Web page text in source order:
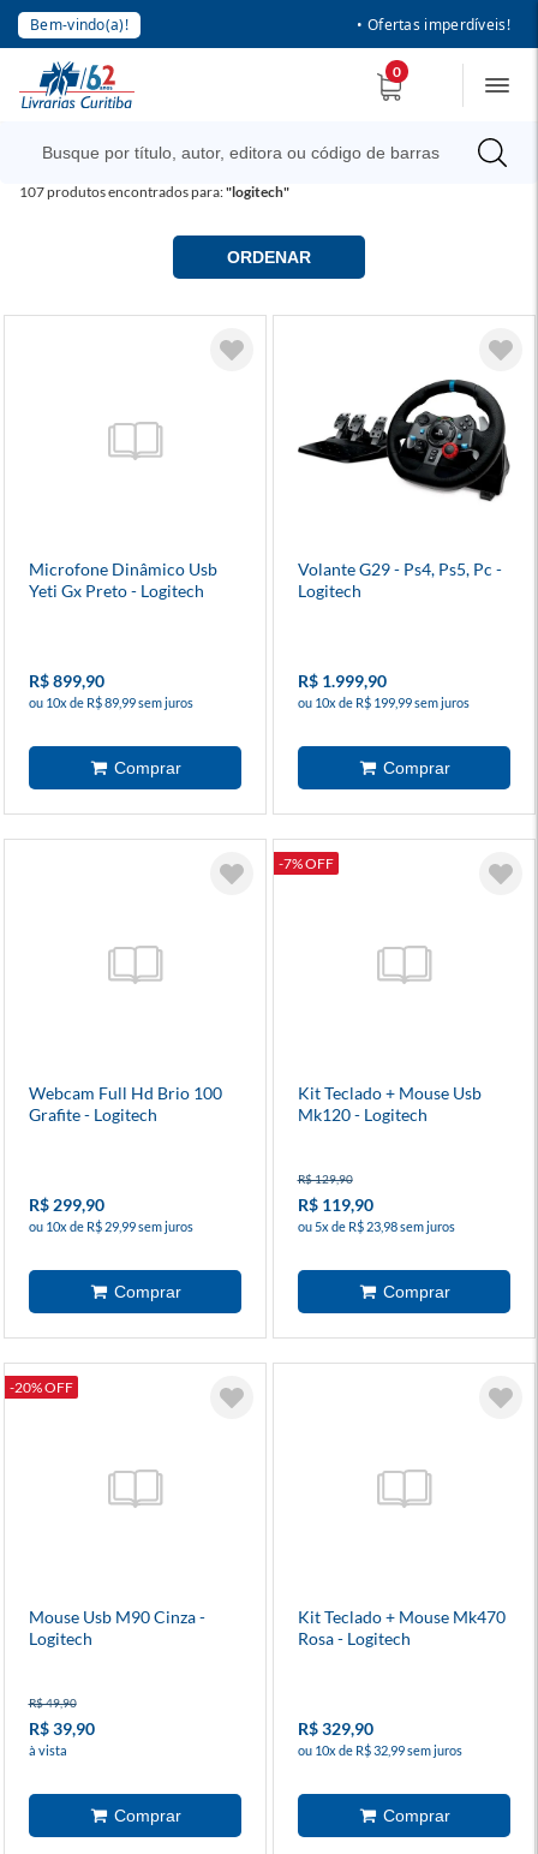
Bem-vindo(a)! • Ofertas imperdíveis!
0
107produtos encontrados para:"logitech"
ORDENAR
Microfone Dinâmico Usb
Yeti Gx Preto - Logitech
R$ 899,90
ou 10x de R$ 89,99 sem juros
Volante G29 - Ps4, Ps5, Pc -
Logitech
R$ 1.999,90
ou 10x de R$ 199,99 sem juros
Webcam Full Hd Brio 100
Grafite - Logitech
R$ 299,90
ou 10x de R$ 29,99 sem juros
-7% OFF
Kit Teclado + Mouse Usb
Mk120 - Logitech
R$ 129,90
R$ 119,90
ou 5x de R$ 23,98 sem juros
-20% OFF
Mouse Usb M90 Cinza -
Logitech
R$ 49,90
R$ 39,90
à vista
Kit Teclado + Mouse Mk470
Rosa - Logitech
R$ 329,90
ou 10x de R$ 32,99 sem juros